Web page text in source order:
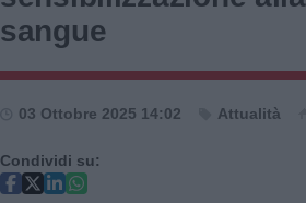
sangue
03 Ottobre 2025 14:02 Attualità
Condividi su: